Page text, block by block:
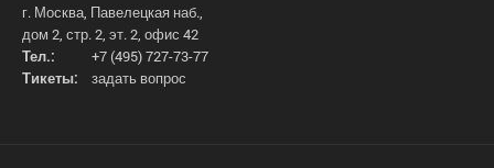
г. Москва, Павелецкая наб.,
дом 2, стр. 2, эт. 2, офис 42
Тел.:
+7 (495) 727-73-77
Тикеты:
задать вопрос